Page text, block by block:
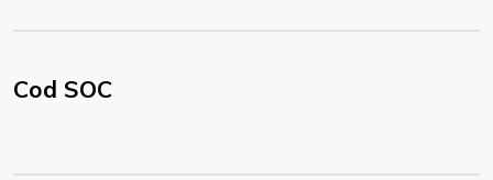
Cod SOC